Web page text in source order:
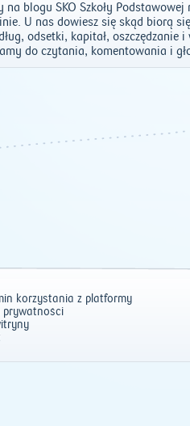
na blogu SKO Szkoły
U nas dowiesz się skąd biorą
odsetki, kapitał, oszczędzanie i
do czytania, komentowania i
2011| 2012|
korzystania z platformy
prywatności